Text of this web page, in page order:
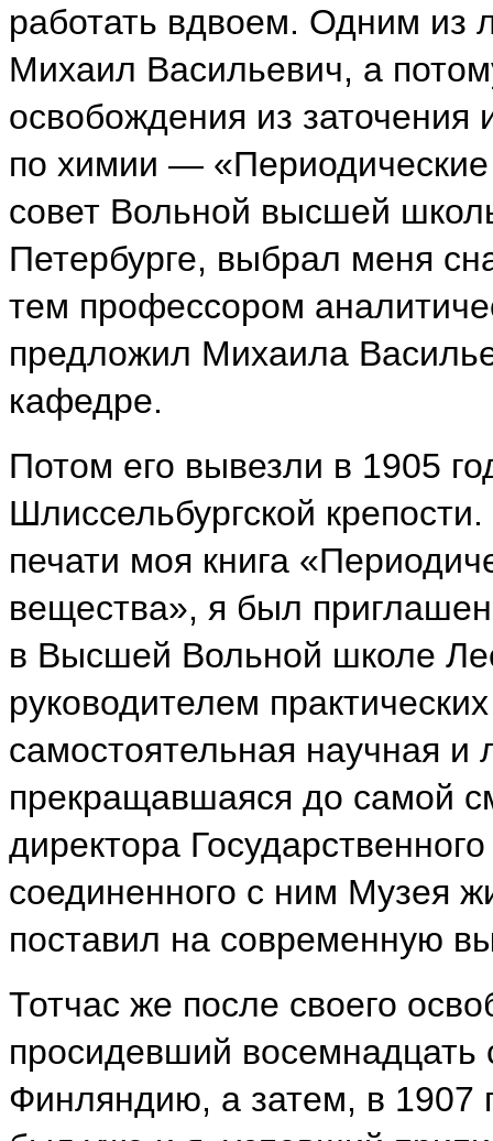
работать вдвоем. Одним из
Михаил Васильевич, а
освобождения из
по химии —
совет Вольной высшей
Петербурге, выбрал меня
тем профессором
предложил Михаила
кафедре.
Потом его вывезли в 1905
Шлиссельбургской
печати моя книга
вещества», я был
в Высшей Вольной школе
руководителем
самостоятельная научная и
прекращавшаяся до самой
директора
соединенного с ним Музея
поставил на современную
Тотчас же после своего
просидевший восемнадцать
Финляндию, а затем, в 1907